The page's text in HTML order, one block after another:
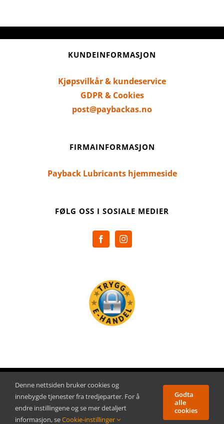
KUNDEINFORMASJON
Kjøpsvilkår & kundeservice
GDPR & Cookies
post@paybackas.no
FIRMAINFORMASJON
Payback Lubricants hjemmeside
FØLG OSS I SOSIALE MEDIER
Copyright Payback AB | All rights reserved
Facebook
Denne nettsiden bruker cookies og
innebygde tjenester fra tredjeparter. For å
endre instillingene og se mer detaljert
informasjon, seCookie-instillinger
Godta
alle
cookies